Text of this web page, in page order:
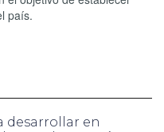
país.
desarrollar en